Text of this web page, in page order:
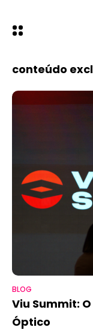
conteúdo
BLOG
Viu Summit:
Óptico